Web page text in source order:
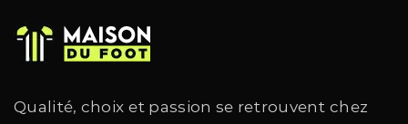
Qualité, choix et passion se retrouvent chez